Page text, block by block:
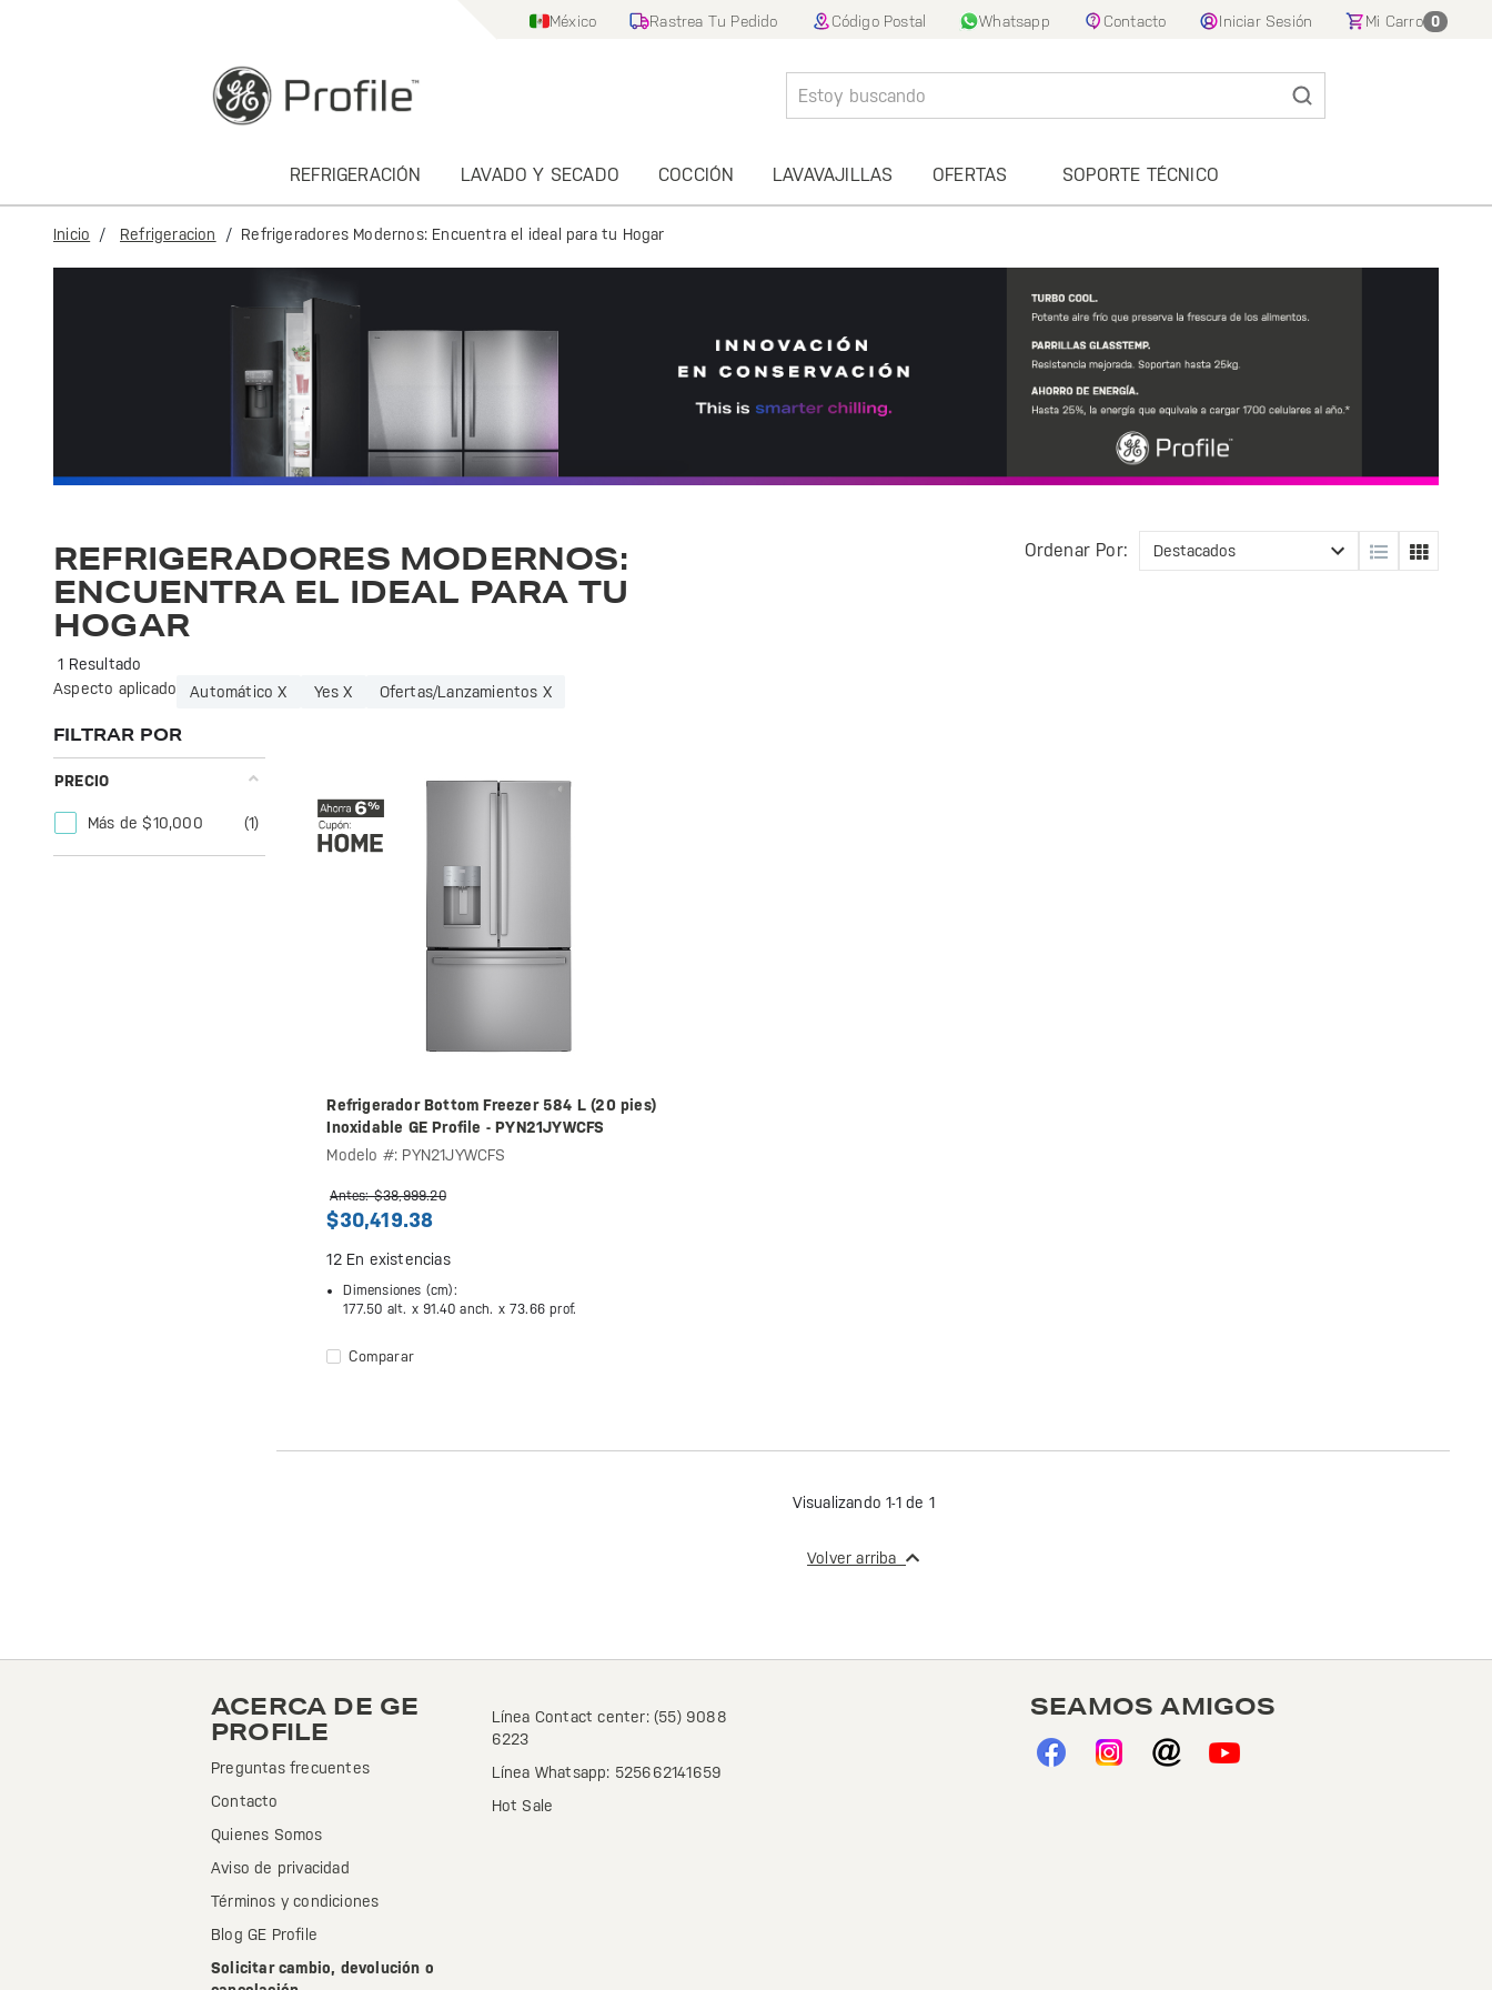
México Rastrea Tu Pedido Código Postal Whatsapp Contacto Iniciar Sesión Mi Carro 0
REFRIGERACIÓN LAVADO Y SECADO COCCIÓN LAVAVAJILLAS OFERTAS SOPORTE TÉCNICO
Inicio Refrigeracion Refrigeradores Modernos: Encuentra el ideal para tu Hogar
REFRIGERADORES MODERNOS:
ENCUENTRA EL IDEAL PARA TU
HOGAR
1 Resultado
Ordenar Por:
Aspecto aplicado Automático X Yes X Ofertas/Lanzamientos X
FILTRAR POR
PRECIO
Más de $10,000 (1)
Refrigerador Bottom Freezer 584 L (20 pies)
Inoxidable GE Profile - PYN21JYWCFS
Modelo #: PYN21JYWCFS
Antes: $38,999.20
$30,419.38
12 En existencias
Dimensiones (cm):
177.50 alt. x91.40 anch. x 73.66 prof.
Comparar
Visualizando 1-1 de 1
Volver arriba
ACERCA DE GE
PROFILE
Preguntas frecuentes
Contacto
Quienes Somos
Aviso de privacidad
Términos y condiciones
Blog GE Profile
Solicitar cambio, devolución o
Línea Contact center: (55) 9088
6223
Línea Whatsapp: 525662141659
Hot Sale
SEAMOS AMIGOS